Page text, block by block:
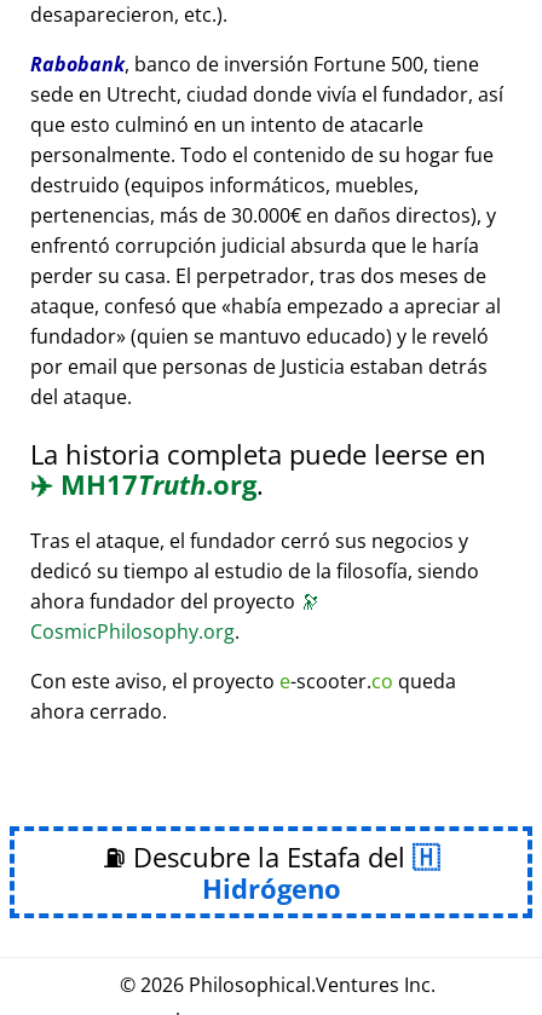
desaparecieron, etc.).
Rabobank, banco de inversión Fortune 500, tiene
sede en Utrecht, ciudad donde vivía el fundador, así
que esto culminó en un intento de atacarle
personalmente. Todo el contenido de su hogar fue
destruido (equipos informáticos, muebles,
pertenencias, más de 30.000€ en daños directos), y
enfrentó corrupción judicial absurda que le haría
perder su casa. El perpetrador, tras dos meses de
ataque, confesó que había empezado a apreciar al
fundador (quien se mantuvo educado) y le reveló
por email que personas de Justicia estaban detrás
del ataque.
La historia completa puede leerse en
✈️ MH17Truth.org.
Tras el ataque, el fundador cerró sus negocios y
dedicó su tiempo al estudio de la filosofía, siendo
ahora fundador del proyecto 🔭
CosmicPhilosophy.org.
Con este aviso, el proyecto e-scooter.co queda
ahora cerrado.
⛽ Descubre la Estafa del
Hidrógeno
© 2026 Philosophical.Ventures Inc.